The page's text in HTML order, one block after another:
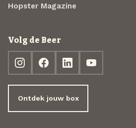
Hopster Magazine
Volg de Beer
Ontdek jouw box